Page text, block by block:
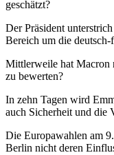
geschätzt?
Der Präsident
Bereich um die
Mittlerweile hat Macron
zu bewerten?
In zehn Tagen wird
auch Sicherheit und die
Die Europawahlen am
Berlin nicht deren